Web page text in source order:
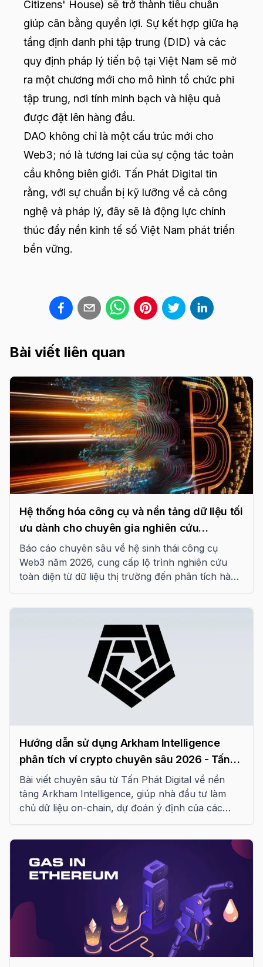
Citizens' House) sẽ trở thành tiêu chuẩn
giúp cân bằng quyền lợi. Sự kết hợp giữa hạ
tầng định danh phi tập trung (DID) và các
quy định pháp lý tiến bộ tại Việt Nam sẽ mở
ra một chương mới cho mô hình tổ chức phi
tập trung, nơi tính minh bạch và hiệu quả
được đặt lên hàng đầu.
DAO không chỉ là một cấu trúc mới cho
Web3; nó là tương lai của sự cộng tác toàn
cầu không biên giới. Tấn Phát Digital tin
rằng, với sự chuẩn bị kỹ lưỡng về cả công
nghệ và pháp lý, đây sẽ là động lực chính
thúc đẩy nền kinh tế số Việt Nam phát triển
bền vững.
Bài viết liên quan
Hệ thống hóa công cụ và nền tảng dữ liệu tối
ưu dành cho chuyên gia nghiên cứu
Blockchain năm 2026
Báo cáo chuyên sâu về hệ sinh thái công cụ
Web3 năm 2026, cung cấp lộ trình nghiên cứu
toàn diện từ dữ liệu thị trường đến phân tích hành
Hướng dẫn sử dụng Arkham Intelligence
phân tích ví crypto chuyên sâu 2026 - Tấn
Phát Digital
Bài viết chuyên sâu từ Tấn Phát Digital về nền
tảng Arkham Intelligence, giúp nhà đầu tư làm
chủ dữ liệu on-chain, dự đoán ý định của các